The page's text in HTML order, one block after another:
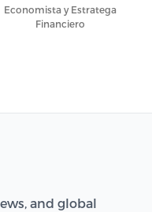
Economista y Estratega
Financiero
and global